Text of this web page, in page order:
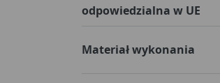
odpowiedzialna w UE
Materiał wykonania